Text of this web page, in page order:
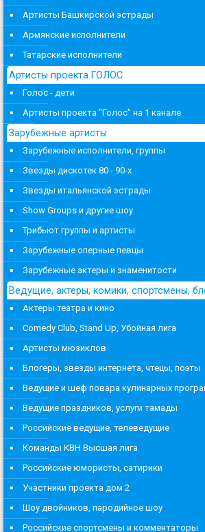
Артисты Башкирской эстрады
Армянские исполнители
Татарские исполнители
Артисты проекта ГОЛОС
Голос - дети
Артисты проекта "Голос" на 1 канале
Зарубежные артисты
Зарубежные исполнители, группы
Звезды дискотек 80 - 90-х
Звезды итальянской эстрады
Show Groups и другие шоу
Трибьют группы и артисты
Зарубежные оперные певцы
Зарубежные актеры и знаменитости
Ведущие, актеры, комики, спортсмены,
Актеры театра и кино
Comedy Club, Stand Up, Убойная лига
Артисты мюзиклов
Блогеры, звезды интернета, чтецы, поэты
Ведущие и шеф повара кулинарных
Ведущие праздников, услуги тамады
Российские ведущие, телеведущие
Команды КВН Высшая лига
Российские юмористы, сатирики
Участники проекта дом 2
Шоу двойников, пародийное шоу
Российские спортсмены и комментаторы